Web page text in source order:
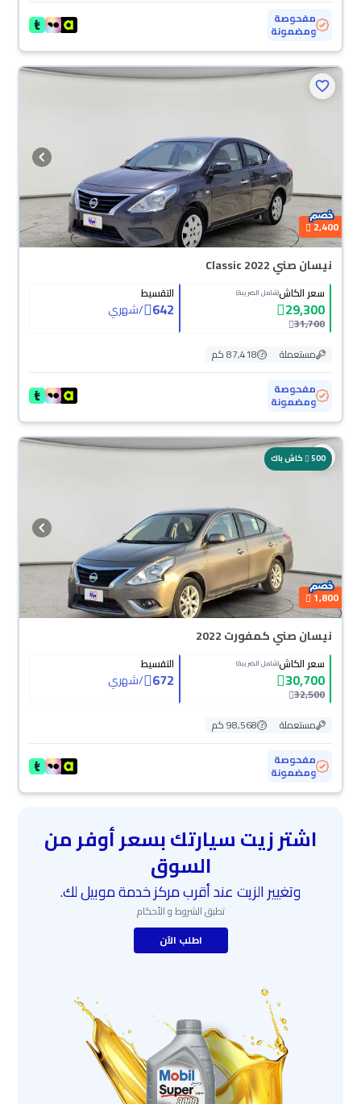
مفحوصة
ومضمونة
2,400
نيسان صني Classic 2022
سعر الكاش(شامل الضريبة)
29,300
31,700
التقسيط
642
/شهري
مستعملة
87,418 كم
مفحوصة
ومضمونة
500 كاش باك
1,800
نيسان صني كمفورت 2022
سعر الكاش(شامل الضريبة)
30,700
32,500
التقسيط
672
/شهري
مستعملة
98,568 كم
مفحوصة
ومضمونة
اشتر زيت سيارتك بسعر أوفر من
السوق
وتغيير الزيت عند أقرب مركز خدمة موبيل لك.
تطبق الشروط و الأحكام
اطلب الآن